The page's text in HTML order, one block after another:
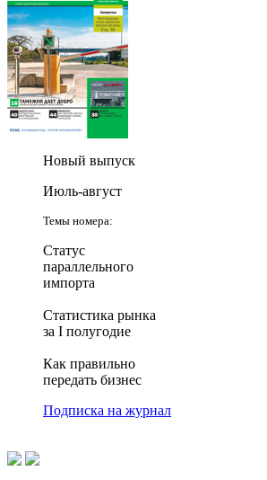
Новый выпуск
Июль-август
Темы номера:
Статус
параллельного
импорта
Статистика рынка
за I полугодие
Как правильно
передать бизнес
Подписка на журнал